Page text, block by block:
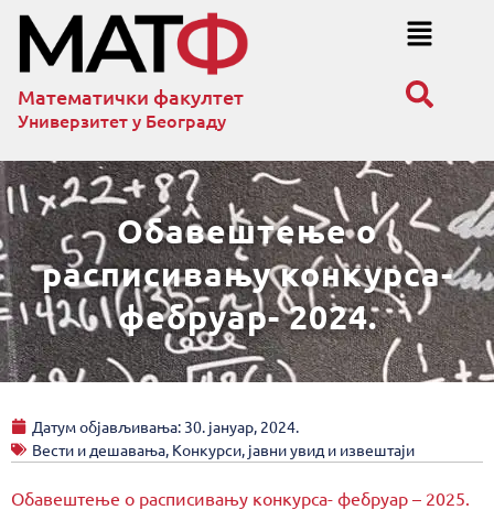
Математички факултет
Универзитет у Београду
Обавештење о
расписивању конкурса-
фебруар- 2024.
Датум објављивања: 30. јануар, 2024.
Вести и дешавања, Конкурси, јавни увид и извештаји
Обавештење о расписивању конкурса- фебруар – 2025.